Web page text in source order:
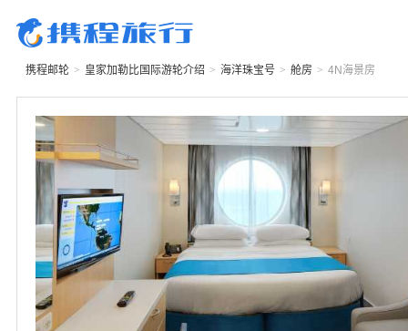
携程邮轮 > 皇家加勒比国际游轮介绍 > 海洋珠宝号 > 舱房 > 4N 海景房